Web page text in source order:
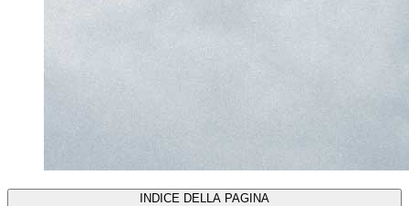
INDICE DELLA PAGINA